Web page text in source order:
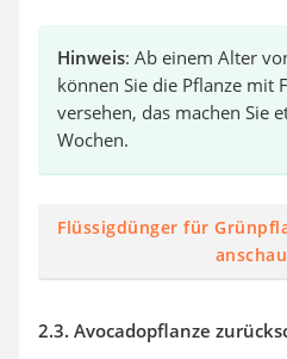
Hinweis: Ab einem Alter
können Sie die Pflanze mit
versehen, das machen Sie
Wochen.
Flüssigdünger für
2.3. Avocadopflanze